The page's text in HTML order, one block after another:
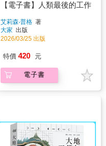
【電子書】人類最後的工作
艾莉森‧普格 著
大家 出版
2026/03/25 出版
特價 420 元
電子書